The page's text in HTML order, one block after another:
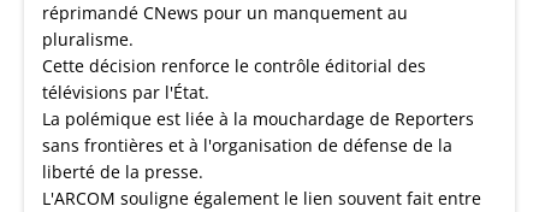
réprimandé CNews pour un manquement au
pluralisme.
Cette décision renforce le contrôle éditorial des
télévisions par l'État.
La polémique est liée à la mouchardage de Reporters
sans frontières et à l'organisation de défense de la
liberté de la presse.
L'ARCOM souligne également le lien souvent fait entre